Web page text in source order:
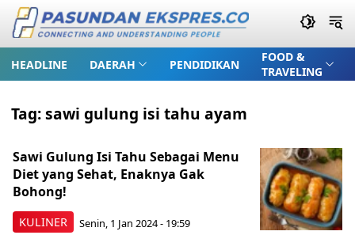
HEADLINE DAERAH PENDIDIKAN
FOOD &
TRAVELING
Tag:sawi gulung isi tahu ayam
KULINER
Sawi Gulung Isi Tahu Sebagai Menu
Diet yang Sehat, Enaknya Gak
Bohong!
Senin, 1 Jan 2024 - 19:59